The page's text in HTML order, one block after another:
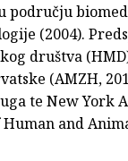
području
(2004).
društva
(AMZH,
te New York
and